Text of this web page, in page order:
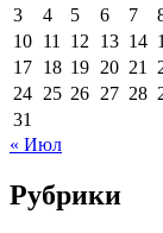
3
4 5 6 7
10 11 12 13 14
17 18 19 20 21
24 25 26 27 28
31
« Июл
Рубрики